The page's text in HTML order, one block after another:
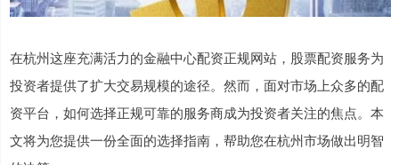
在杭州这座充满活力的金融中心配资正规网站，股票配资服务为
投资者提供了扩大交易规模的途径。然而，面对市场上众多的配
资平台，如何选择正规可靠的服务商成为投资者关注的焦点。本
文将为您提供一份全面的选择指南，帮助您在杭州市场做出明智